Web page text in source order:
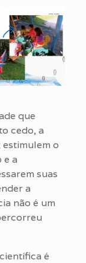
que
cedo, a
o
e a
suas
a
não é um
é